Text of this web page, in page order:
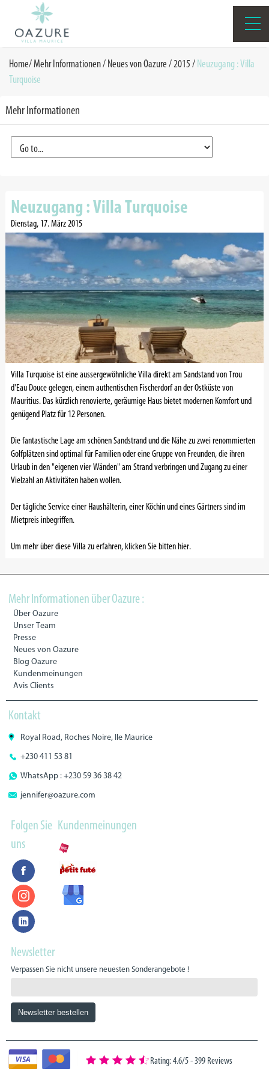
Home/Mehr Informationen /Neues von Oazure/2015/Neuzugang : Villa
Turquoise
Mehr Informationen
Neuzugang : Villa Turquoise
Dienstag, 17. März 2015
Villa Turquoise ist eine aussergewöhnliche Villa direkt am Sandstand von Trou
d'Eau Douce gelegen, einem authentischen Fischerdorf an der Ostküste von
Mauritius. Das kürzlich renovierte, geräumige Haus bietet modernen Komfort und
genügend Platz für 12 Personen.
Die fantastische Lage am schönen Sandstrand und die Nähe zu zwei renommierten
Golfplätzen sind optimal für Familien oder eine Gruppe von Freunden, die ihren
Urlaub in den "eigenen vier Wänden" am Strand verbringen und Zugang zu einer
Vielzahl an Aktivitäten haben wollen.
Der tägliche Service einer Haushälterin, einer Köchin und eines Gärtners sind im
Mietpreis inbegriffen.
Um mehr über diese Villa zu erfahren, klicken Sie bitten hier.
Mehr Informationen über Oazure :
Über Oazure
Unser Team
Presse
Neues von Oazure
Blog Oazure
Kundenmeinungen
Avis Clients
Kontakt
Royal Road, Roches Noire, Ile Maurice
+230 411 53 81
WhatsApp : +230 59 36 38 42
jennifer@oazure.com
Folgen Sie
uns
Kundenmeinungen
Newsletter
Verpassen Sie nicht unsere neuesten Sonderangebote !
Rating: 4.6/5-399 Reviews